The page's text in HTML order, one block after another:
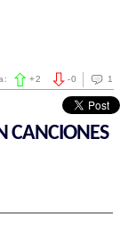
1
-0
+2
CANCIONES